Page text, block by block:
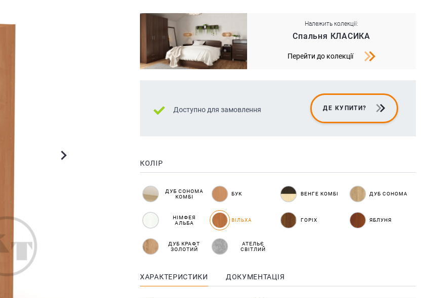
Належить колекції:
Спальня КЛАСИКА
Перейти до колекції
Доступно для замовлення ДЕ КУПИТИ?
КОЛІР
ДУБ СОНОМА
КОМБІ
БУК ВЕНГЕ КОМБІ ДУБ СОНОМА
НІМФЕЯ
АЛЬБА
ВІЛЬХА ГОРІХ ЯБЛУНЯ
ДУБ КРАФТ
ЗОЛОТИЙ
АТЕЛЬЄ
СВІТЛИЙ
ХАРАКТЕРИСТИКИ ДОКУМЕНТАЦІЯ